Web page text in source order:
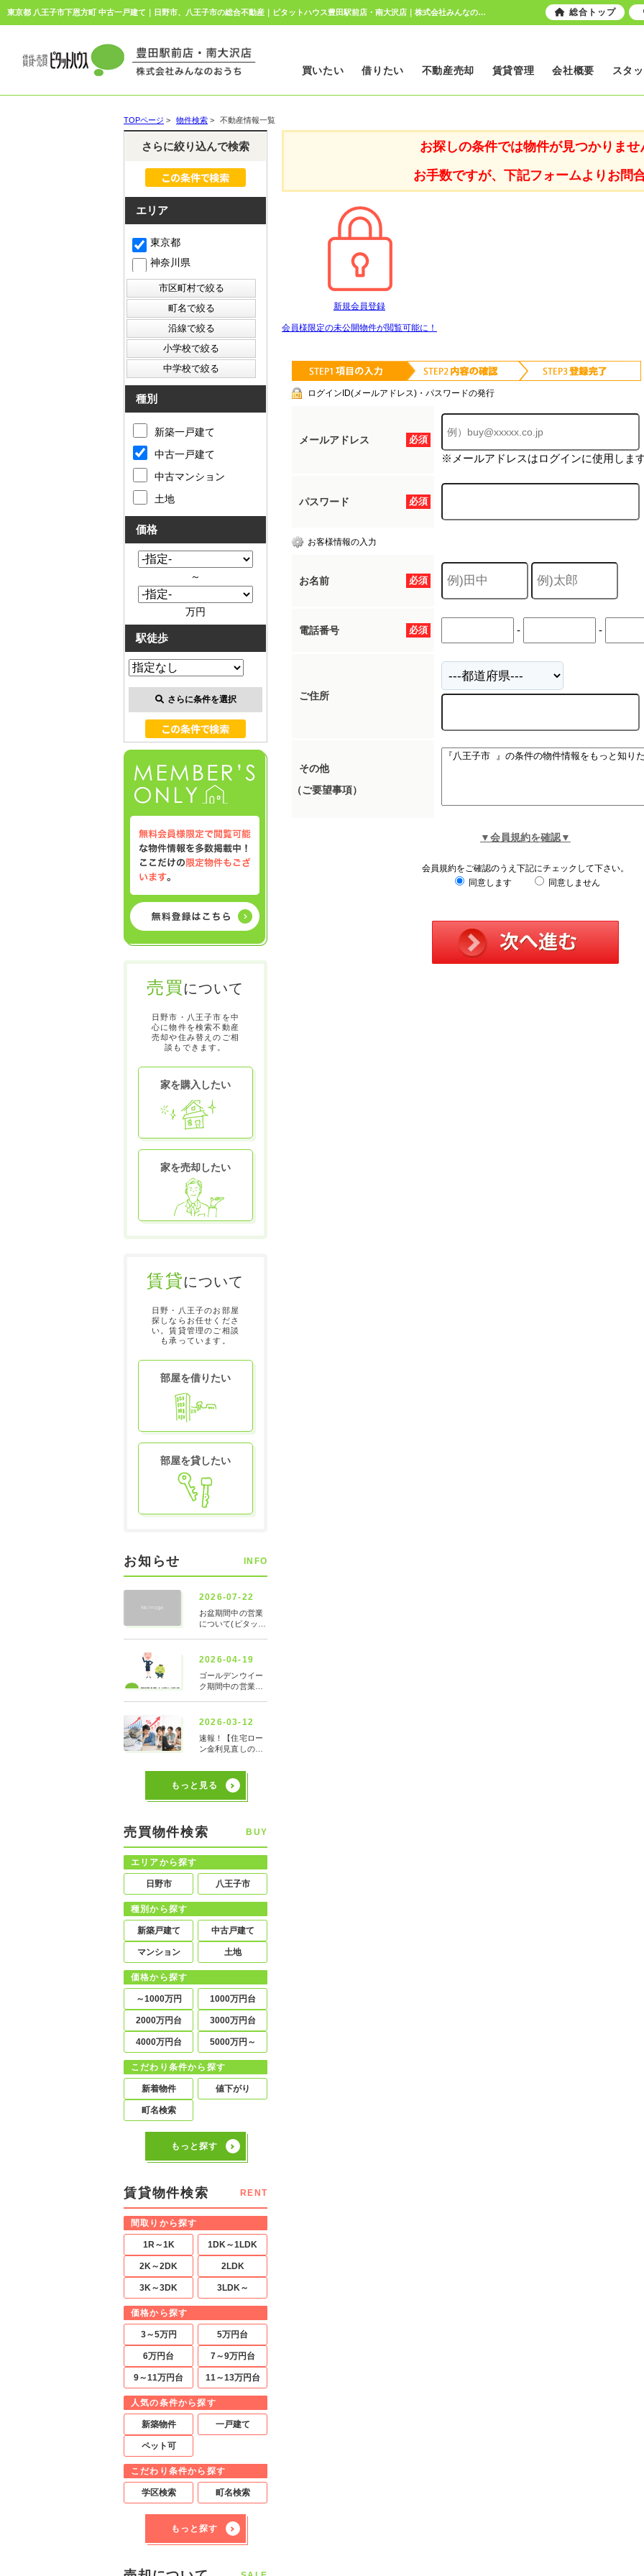
東京都 八王子市下恩方町 中古一戸建て｜日野市、八王子市の総合不動産｜ピタットハウス豊田駅前店・南大沢店｜株式会社みんなのおうち
買いたい 借りたい 不動産売却 賃貸管理 会社概要 スタ
TOPページ > 物件検索 > 不動産情報一覧
お探しの条件では物件が見つかりませ
お手数ですが、下記フォームよりお問
新規会員登録
会員様限定の未公開物件が閲覧可能に！
ログインID(メールアドレス)・パスワードの発行
必須
メールアドレス
※メールアドレスはログインに使用します
必須
パスワード
お客様情報の入力
必須
お名前
必須
電話番号 - -
ご住所
その他
（ご要望事項）
▼会員規約を確認▼
会員規約をご確認のうえ下記にチェックして下さい。
同意します
同意しません
さらに絞り込んで検索
エリア
東京都
神奈川県
種別
新築一戸建て
中古一戸建て
中古マンション
土地
価格
～
万円
駅徒歩
さらに条件を選択
売買について
日野市・八王子市を中
心に物件を検索不動産
売却や住み替えのご相
談もできます。
家を購入したい
家を売却したい
賃貸について
日野・八王子のお部屋
探しならお任せくださ
い。賃貸管理のご相談
も承っています。
部屋を借りたい
部屋を貸したい
お知らせ INFO
もっと見る
売買物件検索 BUY
エリアから探す
日野市 八王子市
種別から探す
新築戸建て 中古戸建て
マンション 土地
価格から探す
～1000万円 1000万円台
2000万円台 3000万円台
4000万円台 5000万円～
こだわり条件から探す
新着物件 値下がり
町名検索
もっと探す
賃貸物件検索 RENT
間取りから探す
1R～1K 1DK～1LDK
2K～2DK 2LDK
3K～3DK 3LDK～
価格から探す
3～5万円 5万円台
6万円台 7～9万円台
9～11万円台 11～13万円台
人気の条件から探す
新築物件 一戸建て
ペット可
こだわり条件から探す
学区検索 町名検索
もっと探す
総合トップ